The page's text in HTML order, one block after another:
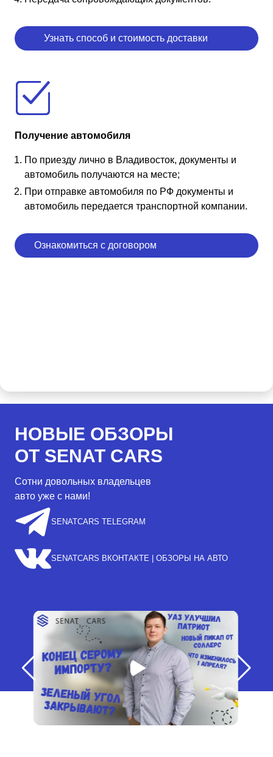
Узнать способ и стоимость доставки
Получение автомобиля
По приезду лично в Владивосток, документы и
автомобиль получаются на месте;
При отправке автомобиля по РФ документы и
автомобиль передается транспортной компании.
Ознакомиться с договором
НОВЫЕ ОБЗОРЫ
ОТ SENAT CARS
Сотни довольных владельцев
авто уже с нами!
SENATCARS TELEGRAM
SENATCARS ВКОНТАКТЕ | ОБЗОРЫ НА АВТО